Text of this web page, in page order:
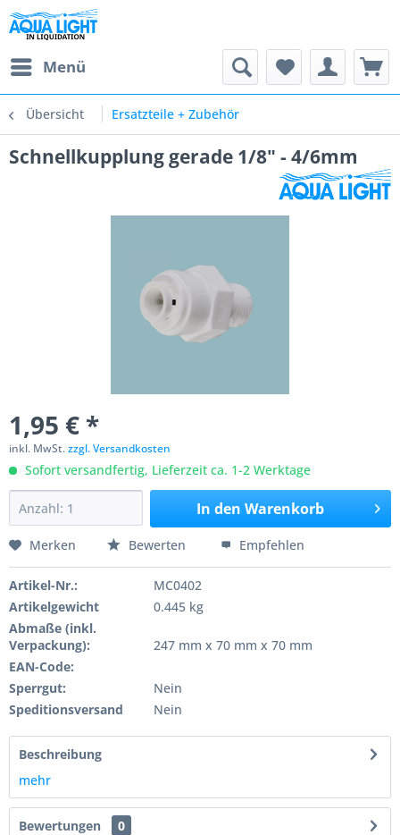
Menü
Übersicht Ersatzteile + Zubehör
Schnellkupplung gerade 1/8" - 4/6mm
1,95 € *
inkl. MwSt.zzgl. Versandkosten
Sofort versandfertig, Lieferzeit ca. 1-2 Werktage
In den Warenkorb
Merken Bewerten Empfehlen
Artikel-Nr.:
MC0402
Artikelgewicht
0.445 kg
Abmaße (inkl.
Verpackung):
247 mm x 70 mm x 70 mm
EAN-Code:
Sperrgut:
Nein
Speditionsversand
Nein
Beschreibung
mehr
Bewertungen
0